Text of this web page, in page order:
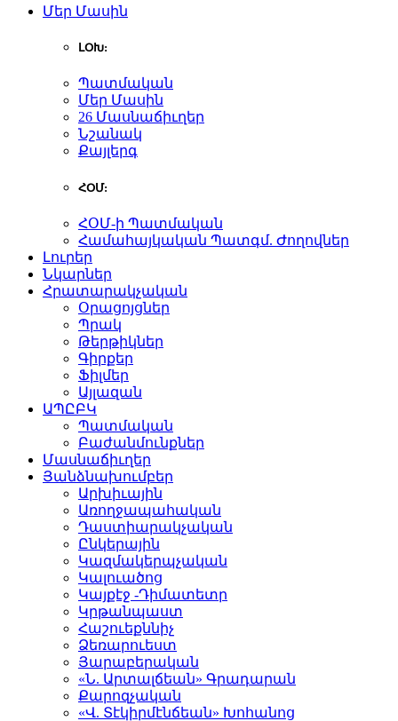
Մեր Մասին
ԼՕԽ:
Պատմական
Մեր Մասին
26 Մասնաճիւղեր
Նշանակ
Քայլերգ
ՀՕՄ:
ՀՕՄ-ի Պատմական
Համահայկական Պատգմ. Ժողովներ
Լուրեր
Նկարներ
Հրատարակչական
Օրացոյցներ
Պրակ
Թերթիկներ
Գիրքեր
Ֆիլմեր
Այլազան
ԱՊԸԲԿ
Պատմական
Բաժանմունքներ
Մասնաճիւղեր
Յանձնախումբեր
Արխիւային
Առողջապահական
Դաստիարակչական
Ընկերային
Կազմակերպչական
Կալուածոց
Կայքէջ -Դիմատետր
Կրթանպաստ
Հաշուեքննիչ
Ձեռարուեստ
Յարաբերական
«Ն. Արտալճեան» Գրադարան
Քարոզչական
«Վ. Տէկիրմէնճեան» Խոհանոց